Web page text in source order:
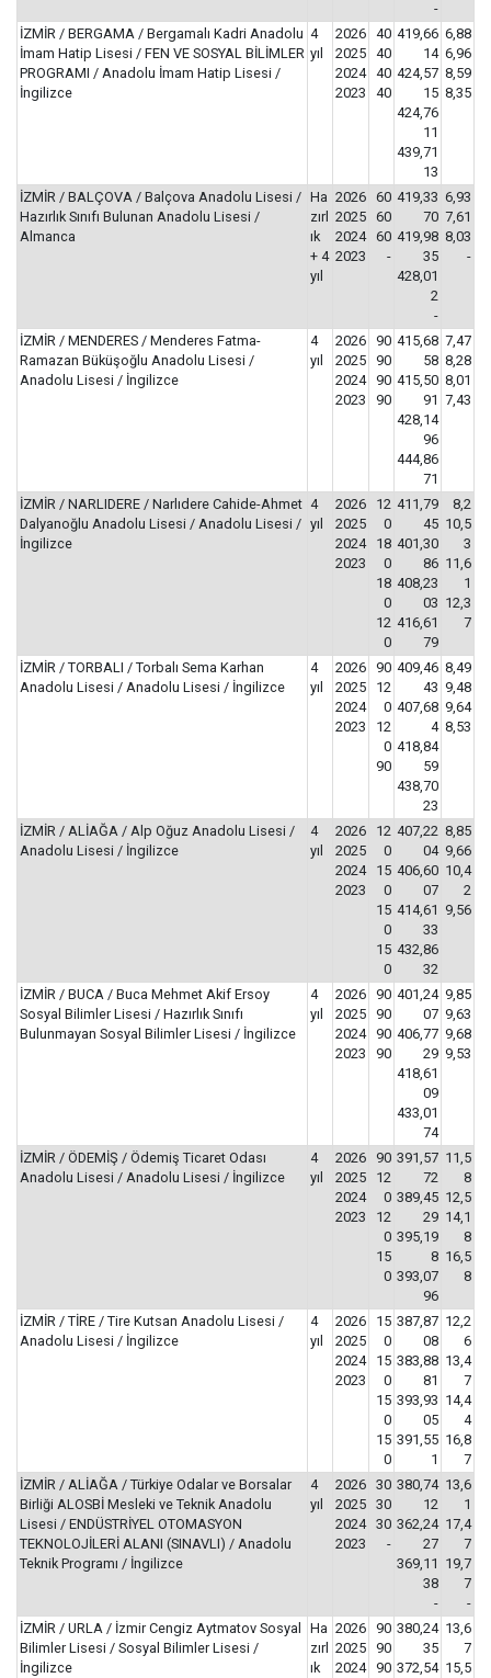
-
İZMİR / BERGAMA / Bergamalı Kadri Anadolu
İmam Hatip Lisesi / FEN VE SOSYAL BİLİMLER
PROGRAMI / Anadolu İmam Hatip Lisesi /
İngilizce
4
yıl
2026
2025
2024
2023
40
40
40
40
419,66
14
424,57
15
424,76
11
439,71
13
6,88
6,96
8,59
8,35
İZMİR / BALÇOVA / Balçova Anadolu Lisesi /
Hazırlık Sınıfı Bulunan Anadolu Lisesi /
Almanca
Ha
zırl
ık
+ 4
yıl
2026
2025
2024
2023
60
60
60
-
419,33
70
419,98
35
428,01
2
-
6,93
7,61
8,03
-
İZMİR / MENDERES / Menderes Fatma-
Ramazan Büküşoğlu Anadolu Lisesi /
Anadolu Lisesi / İngilizce
4
yıl
2026
2025
2024
2023
90
90
90
90
415,68
58
415,50
91
428,14
96
444,86
71
7,47
8,28
8,01
7,43
İZMİR / NARLIDERE / Narlıdere Cahide-Ahmet
Dalyanoğlu Anadolu Lisesi / Anadolu Lisesi /
İngilizce
4
yıl
2026
2025
2024
2023
12
0
18
0
18
0
12
0
411,79
45
401,30
86
408,23
03
416,61
79
8,2
10,5
3
11,6
1
12,3
7
İZMİR / TORBALI / Torbalı Sema Karhan
Anadolu Lisesi / Anadolu Lisesi / İngilizce
4
yıl
2026
2025
2024
2023
90
12
0
12
0
90
409,46
43
407,68
4
418,84
59
438,70
23
8,49
9,48
9,64
8,53
İZMİR / ALİAĞA / Alp Oğuz Anadolu Lisesi /
Anadolu Lisesi / İngilizce
4
yıl
2026
2025
2024
2023
12
0
15
0
15
0
15
0
407,22
04
406,60
07
414,61
33
432,86
32
8,85
9,66
10,4
2
9,56
İZMİR / BUCA / Buca Mehmet Akif Ersoy
Sosyal Bilimler Lisesi / Hazırlık Sınıfı
Bulunmayan Sosyal Bilimler Lisesi / İngilizce
4
yıl
2026
2025
2024
2023
90
90
90
90
401,24
07
406,77
29
418,61
09
433,01
74
9,85
9,63
9,68
9,53
İZMİR / ÖDEMİŞ / Ödemiş Ticaret Odası
Anadolu Lisesi / Anadolu Lisesi / İngilizce
4
yıl
2026
2025
2024
2023
90
12
0
12
0
15
0
391,57
72
389,45
29
395,19
8
393,07
96
11,5
8
12,5
14,1
8
16,5
8
İZMİR / TİRE / Tire Kutsan Anadolu Lisesi /
Anadolu Lisesi / İngilizce
4
yıl
2026
2025
2024
2023
15
0
15
0
15
0
15
0
387,87
08
383,88
81
393,93
05
391,55
1
12,2
6
13,4
7
14,4
4
16,8
7
İZMİR / ALİAĞA / Türkiye Odalar ve Borsalar
Birliği ALOSBİ Mesleki ve Teknik Anadolu
Lisesi / ENDÜSTRİYEL OTOMASYON
TEKNOLOJİLERİ ALANI (SINAVLI) / Anadolu
Teknik Programı / İngilizce
4
yıl
2026
2025
2024
2023
30
30
30
-
380,74
12
362,24
27
369,11
38
-
13,6
1
17,4
7
19,7
7
-
İZMİR / URLA / İzmir Cengiz Aytmatov Sosyal
Bilimler Lisesi / Sosyal Bilimler Lisesi /
İngilizce
Ha
zırl
ık
2026
2025
2024
90
90
90
380,24
35
372,54
13,6
7
15,5